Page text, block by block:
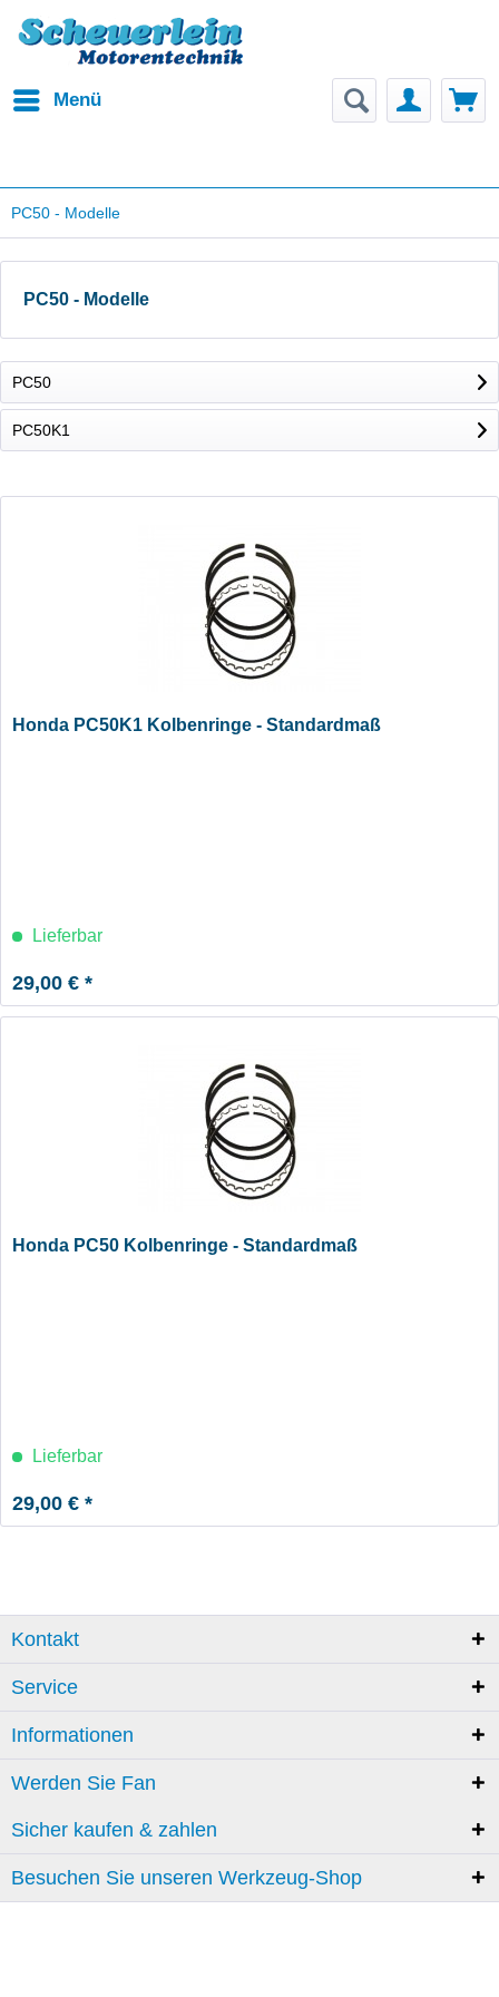
Menü
PC50 - Modelle
PC50 - Modelle
PC50
PC50K1
Honda PC50K1 Kolbenringe - Standardmaß
Lieferbar
29,00 € *
Honda PC50 Kolbenringe - Standardmaß
Lieferbar
29,00 € *
Kontakt
Service
Informationen
Werden Sie Fan
Sicher kaufen & zahlen
Besuchen Sie unseren Werkzeug-Shop